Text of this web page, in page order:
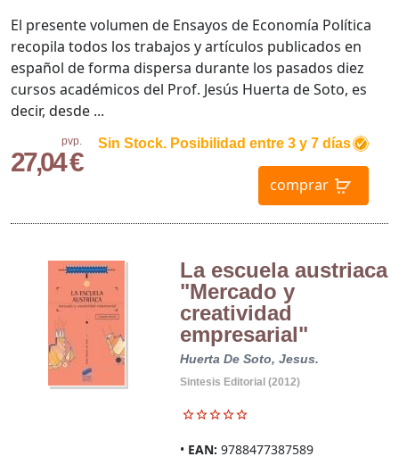
pvp.
27,04 €
Sin Stock. Posibilidad entre 3 y 7 días
comprar
El presente volumen de Ensayos de Economía Política
recopila todos los trabajos y artículos publicados en
español de forma dispersa durante los pasados diez
cursos académicos del Prof. Jesús Huerta de Soto, es
decir, desde ...
La escuela austriaca
"Mercado y
creatividad
empresarial"
Huerta De Soto, Jesus.
Sintesis Editorial (2012)
EAN: 9788477387589